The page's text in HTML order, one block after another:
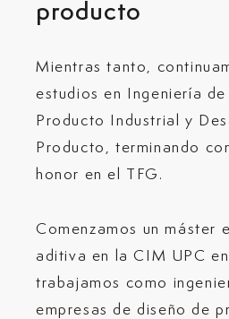
producto
Mientras tanto,
estudios en Ingeniería
Producto Industrial y
Producto, terminando
honor en el TFG.
Comenzamos un máster
aditiva en la CIM UPC
trabajamos como
empresas de diseño de